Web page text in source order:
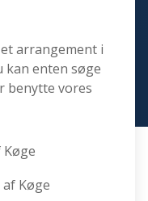
arrangement i
kan enten søge
benytte vores
Køge